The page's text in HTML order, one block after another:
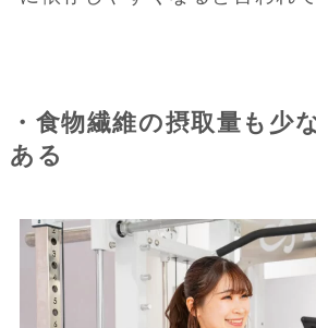
・食物繊維の摂取量も少
ある